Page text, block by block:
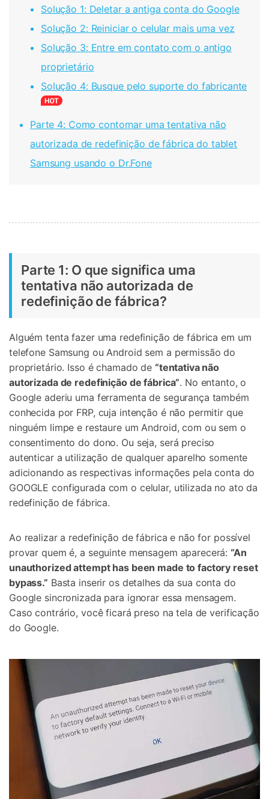
Solução 1: Deletar a antiga conta do Google
Solução 2: Reiniciar o celular mais uma vez
Solução 3: Entre em contato com o antigo
proprietário
Solução 4: Busque pelo suporte do fabricante
Parte 4: Como contornar uma tentativa não
autorizada de redefinição de fábrica do tablet
Samsung usando o Dr.Fone
Parte 1: O que significa uma
tentativa não autorizada de
redefinição de fábrica?
Alguém tenta fazer uma redefinição de fábrica em um
telefone Samsung ou Android sem a permissão do
proprietário. Isso é chamado de “tentativa não
autorizada de redefinição de fábrica”. No entanto, o
Google aderiu uma ferramenta de segurança também
conhecida por FRP, cuja intenção é não permitir que
ninguém limpe e restaure um Android, com ou sem o
consentimento do dono. Ou seja, será preciso
autenticar a utilização de qualquer aparelho somente
adicionando as respectivas informações pela conta do
GOOGLE configurada com o celular, utilizada no ato da
redefinição de fábrica.
Ao realizar a redefinição de fábrica e não for possível
provar quem é, a seguinte mensagem aparecerá: “An
unauthorized attempt has been made to factory reset
bypass.” Basta inserir os detalhes da sua conta do
Google sincronizada para ignorar essa mensagem.
Caso contrário, você ficará preso na tela de verificação
do Google.